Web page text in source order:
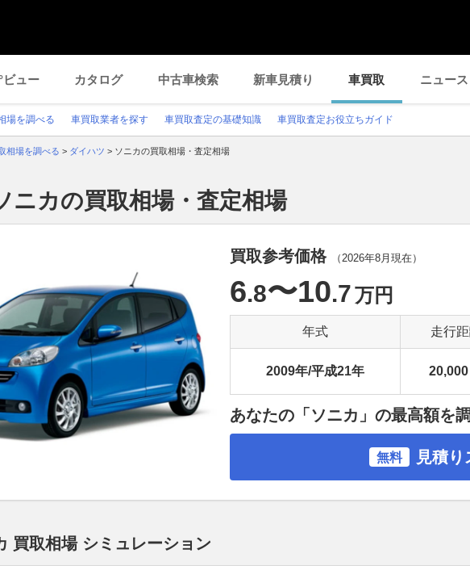
ビュー カタログ 中古車検索 新車見積り 車買取 ニュース
場を調べる 車買取業者を探す 車買取査定の基礎知識 車買取査定お役立ちガイド
相場を調べる > ダイハツ > ソニカの買取相場・査定相場
ニカの買取相場・査定相場
買取参考価格 （2026年8月 現在）
6.8〜10.7万円
年式 走行
2009年/平成21年 20,000
あなたの「ソニカ」の最高額を
無料 見積
買取相場 シミュレーション